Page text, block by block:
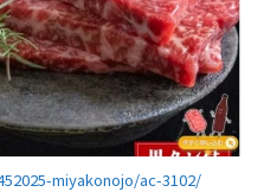
miyakonojo/ac-3102/